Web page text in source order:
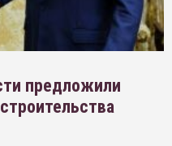
предложили